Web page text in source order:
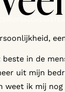
in de
uit mijn
ik mij